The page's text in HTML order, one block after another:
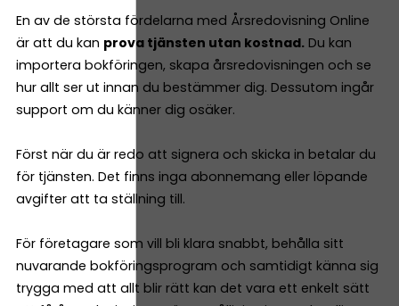
En av de största fördelarna med Årsredovisning Online
är att du kan prova tjänsten utan kostnad. Du kan
importera bokföringen, skapa årsredovisningen och se
hur allt ser ut innan du bestämmer dig. Dessutom ingår
support om du känner dig osäker.
Först när du är redo att signera och skicka in betalar du
för tjänsten. Det finns inga abonnemang eller löpande
avgifter att ta ställning till.
För företagare som vill bli klara snabbt, behålla sitt
nuvarande bokföringsprogram och samtidigt känna sig
trygga med att allt blir rätt kan det vara ett enkelt sätt